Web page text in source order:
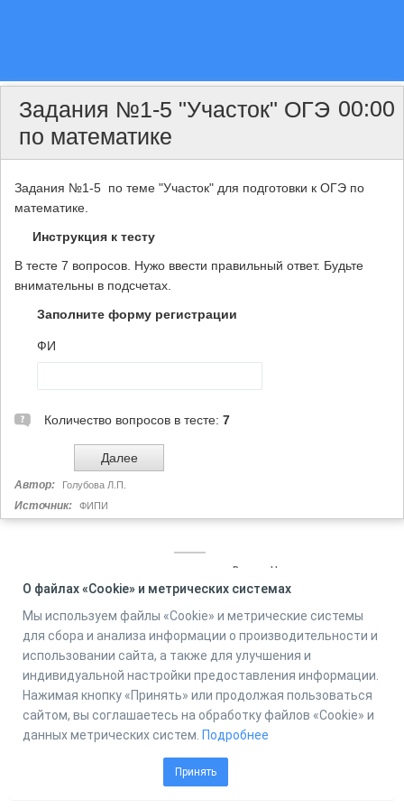
00:00
Задания №1-5 "Участок" ОГЭ
по математике
Задания №1-5 по теме "Участок" для подготовки к ОГЭ по
математике.
Инструкция к тесту
В тесте 7 вопросов. Нужо ввести правильный ответ. Будьте
внимательны в подсчетах.
Заполните форму регистрации
ФИ
Количество вопросов в тесте: 7
Автор: Голубова Л.П.
Источник: ФИПИ
Powered by
Online Test Pad
О файлах «Cookie» и метрических системах
Мы используем файлы «Cookie» и метрические системы
для сбора и анализа информации о производительности и
использовании сайта, а также для улучшения и
индивидуальной настройки предоставления информации.
Нажимая кнопку «Принять» или продолжая пользоваться
сайтом, вы соглашаетесь на обработку файлов «Cookie» и
данных метрических систем. Подробнее
Принять